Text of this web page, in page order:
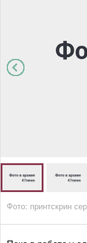
Фото: принтскрин